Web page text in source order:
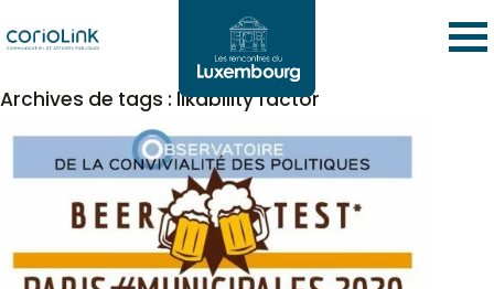
Archives de tags : likability factor